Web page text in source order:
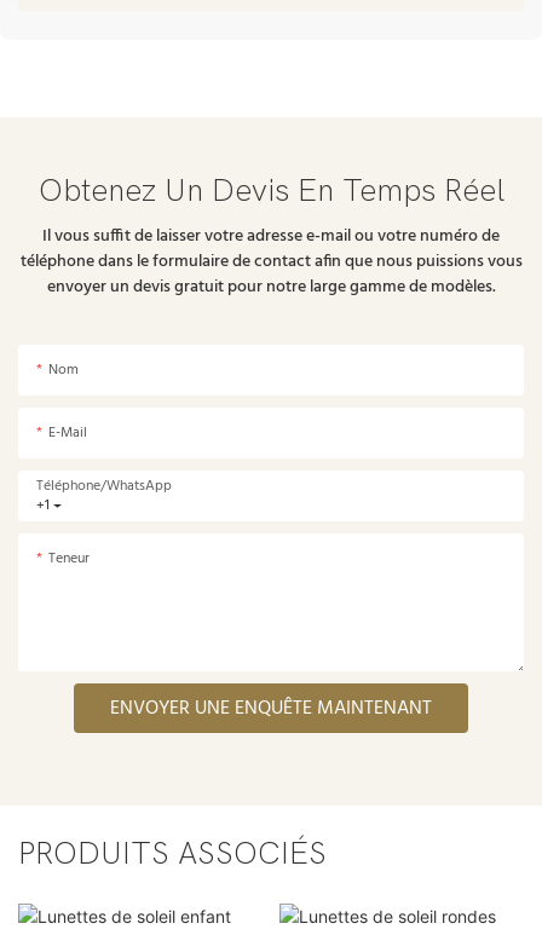
Obtenez Un Devis En Temps Réel
Il vous suffit de laisser votre adresse e-mail ou votre numéro de
téléphone dans le formulaire de contact afin que nous puissions vous
envoyer un devis gratuit pour notre large gamme de modèles.
Nom
E-Mail
+1
Téléphone/WhatsApp
Teneur
ENVOYER UNE ENQUÊTE MAINTENANT
PRODUITS ASSOCIÉS